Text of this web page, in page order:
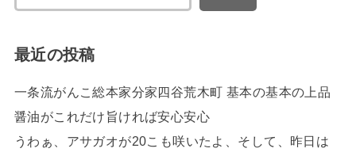
最近の投稿
一条流がんこ総本家分家四谷荒木町 基本の基本の上品
醤油がこれだけ旨ければ安心安心
うわぁ、アサガオが20こも咲いたよ、そして、昨日は